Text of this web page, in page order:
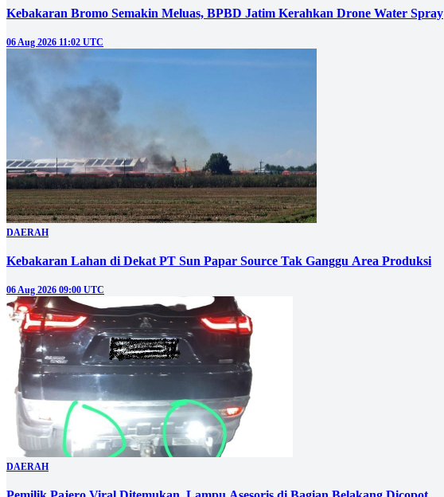
Kebakaran Bromo Semakin Meluas, BPBD Jatim Kerahkan Drone Water Spray
06 Aug 2026 11:02 UTC
DAERAH
Kebakaran Lahan di Dekat PT Sun Papar Source Tak Ganggu Area Produksi
06 Aug 2026 09:00 UTC
DAERAH